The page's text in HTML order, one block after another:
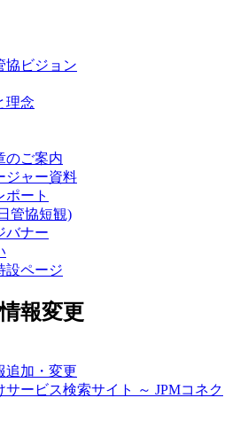
協ビジョン
理念
のご案内
ジャー資料
ポート
管協短観)
バナー
設ページ
報変更
追加・変更
サービス検索サイト ～ JPMコネク